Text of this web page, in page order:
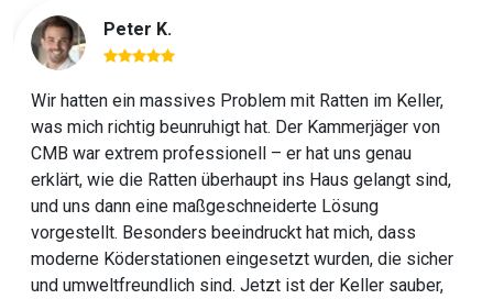
Peter K.
Wir hatten ein massives Problem mit Ratten im Keller,
was mich richtig beunruhigt hat. Der Kammerjäger von
CMB war extrem professionell – er hat uns genau
erklärt, wie die Ratten überhaupt ins Haus gelangt sind,
und uns dann eine maßgeschneiderte Lösung
vorgestellt. Besonders beeindruckt hat mich, dass
moderne Köderstationen eingesetzt wurden, die sicher
und umweltfreundlich sind. Jetzt ist der Keller sauber,